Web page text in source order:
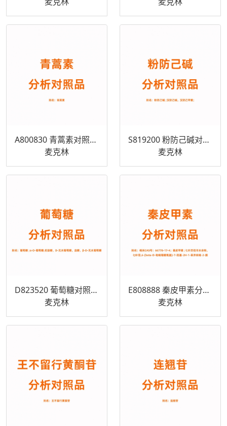
A800830 青蒿素对照品 63968-64-9
麦克林
S819200 粉防己碱对照品 518-34-3
麦克林
D823520 葡萄糖对照品 50-99-7
麦克林
E808888 秦皮甲素分析对照品 531-75-9
麦克林